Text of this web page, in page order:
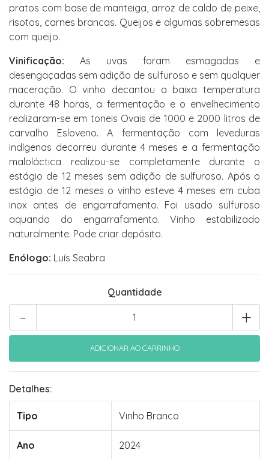
pratos com base de manteiga, arroz de caldo de peixe,
risotos, carnes brancas. Queijos e algumas sobremesas
com queijo.
Vinificação: As uvas foram esmagadas e
desengaçadas sem adição de sulfuroso e sem qualquer
maceração. O vinho decantou a baixa temperatura
durante 48 horas, a fermentação e o envelhecimento
realizaram-se em toneis Ovais de 1000 e 2000 litros de
carvalho Esloveno. A fermentação com leveduras
indígenas decorreu durante 4 meses e a fermentação
maloláctica realizou-se completamente durante o
estágio de 12 meses sem adição de sulfuroso. Após o
estágio de 12 meses o vinho esteve 4 meses em cuba
inox antes de engarrafamento. Foi usado sulfuroso
aquando do engarrafamento. Vinho estabilizado
naturalmente. Pode criar depósito.
Enólogo: Luís Seabra
Quantidade
+
-
Detalhes:
Tipo Vinho Branco
Ano 2024